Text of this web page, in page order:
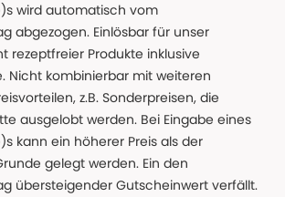
wird automatisch vom
abgezogen. Einlösbar für unser
rezeptfreier Produkte inklusive
Nicht kombinierbar mit weiteren
z.B. Sonderpreisen, die
ausgelobt werden. Bei Eingabe eines
kann ein höherer Preis als der
gelegt werden. Ein den
übersteigender Gutscheinwert verfällt.